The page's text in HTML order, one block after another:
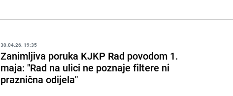
30.04.26. 19:35
Zanimljiva poruka KJKP Rad povodom 1.
maja: "Rad na ulici ne poznaje filtere ni
praznična odijela"